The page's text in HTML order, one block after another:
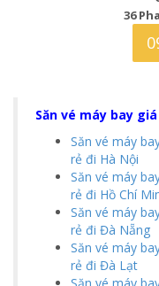
36
Săn vé máy bay
Săn vé máy
rẻ đi Hà Nội
Săn vé máy
rẻ đi Hồ Chí
Săn vé máy
rẻ đi Đà Nẵng
Săn vé máy
rẻ đi Đà Lạt